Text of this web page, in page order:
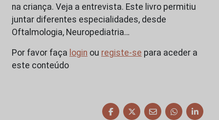
na criança. Veja a entrevista. Este livro permitiu
juntar diferentes especialidades, desde
Oftalmologia, Neuropediatria…
Por favor faça login ou registe-se para aceder a
este conteúdo